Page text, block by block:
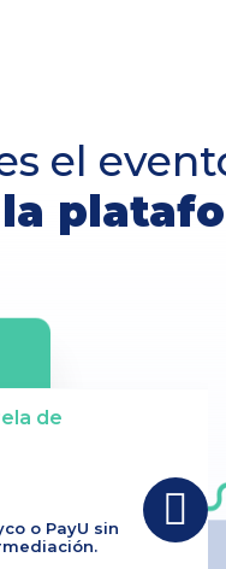
el
de
o PayU sin